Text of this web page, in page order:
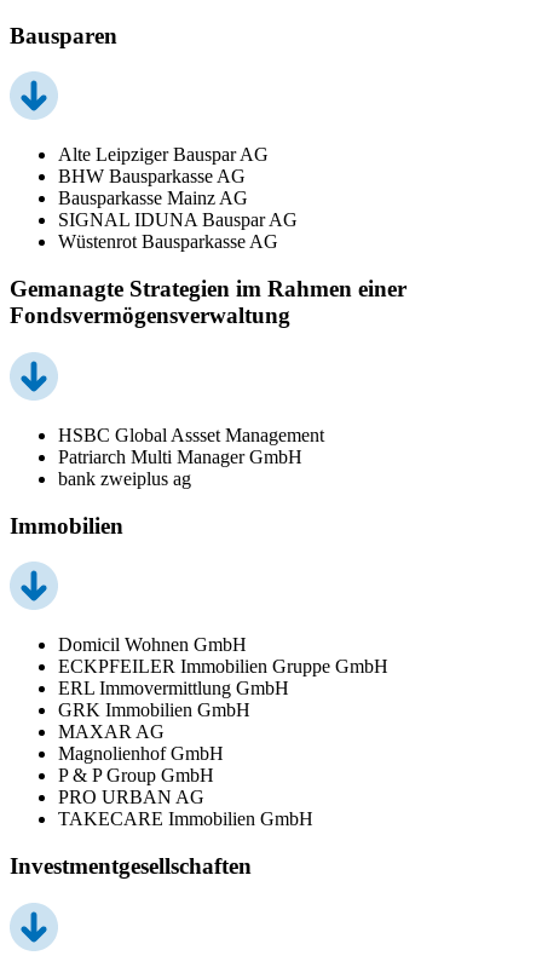
Bausparen
Alte Leipziger Bauspar AG
BHW Bausparkasse AG
Bausparkasse Mainz AG
SIGNAL IDUNA Bauspar AG
Wüstenrot Bausparkasse AG
Gemanagte Strategien im Rahmen einer
Fondsvermögensverwaltung
HSBC Global Assset Management
Patriarch Multi Manager GmbH
bank zweiplus ag
Immobilien
Domicil Wohnen GmbH
ECKPFEILER Immobilien Gruppe GmbH
ERL Immovermittlung GmbH
GRK Immobilien GmbH
MAXAR AG
Magnolienhof GmbH
P & P Group GmbH
PRO URBAN AG
TAKECARE Immobilien GmbH
Investmentgesellschaften